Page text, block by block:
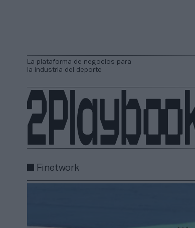
La plataforma de negocios para
la industria del deporte
Finetwork